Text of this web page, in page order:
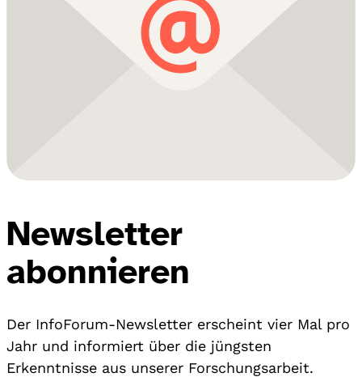
Newsletter
abonnieren
Der InfoForum-Newsletter erscheint vier Mal pro
Jahr und informiert über die jüngsten
Erkenntnisse aus unserer Forschungsarbeit.